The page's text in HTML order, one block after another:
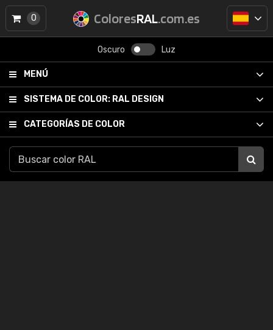
ColoresRAL.com.es
Oscuro Luz
MENÚ
SISTEMA DE COLOR: RAL DESIGN
CATEGORÍAS DE COLOR
0